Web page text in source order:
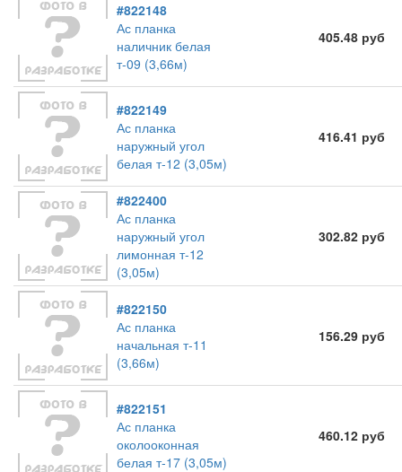
#822148
Ас планка
наличник белая
т-09 (3,66м)
405.48 руб
#822149
Ас планка
наружный угол
белая т-12 (3,05м)
416.41 руб
#822400
Ас планка
наружный угол
лимонная т-12
(3,05м)
302.82 руб
#822150
Ас планка
начальная т-11
(3,66м)
156.29 руб
#822151
Ас планка
околооконная
белая т-17 (3,05м)
460.12 руб